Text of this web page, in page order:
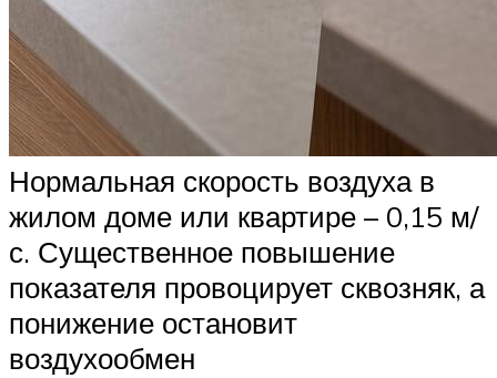
Нормальная скорость воздуха в
жилом доме или квартире – 0,15 м/
с. Существенное повышение
показателя провоцирует сквозняк, а
понижение остановит
воздухообмен